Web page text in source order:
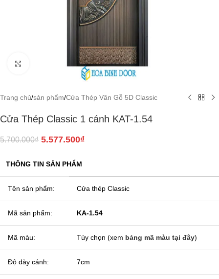
Trang chủ/sản phẩm/Cửa Thép Vân Gỗ 5D Classic
Cửa Thép Classic 1 cánh KAT-1.54
5.700.000₫ 5.577.500₫
THÔNG TIN SẢN PHẨM
Tên sản phẩm: Cửa thép Classic
Mã sản phẩm: KA-1.54
Mã màu: Tùy chọn (xem bảng mã màu tại đây)
Độ dày cánh: 7cm